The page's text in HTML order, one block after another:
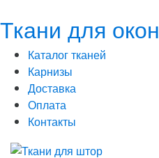
Ткани для окон
Каталог тканей
Карнизы
Доставка
Оплата
Контакты